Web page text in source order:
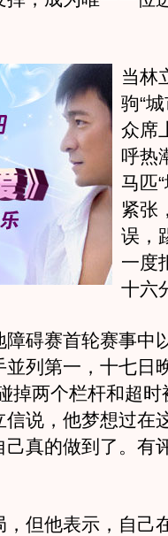
当林
驹“
众席
呼热
马匹
紧张
误，
一度
十六
赛首轮赛事中以
列第一，十七日
掉两个栏杆和超
说，他梦想过在
真的做到了。有
但他表示，自己